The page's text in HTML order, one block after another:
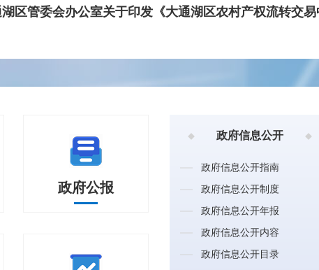
政府公报
政府信息公开
政府信息公开指南
政府信息公开制度
政府信息公开年报
政府信息公开内容
政府信息公开目录
部门服务 高效办成一件事
面向社会公众征求《关于划定禁止使用高排放非道路移动机械区域的通告（征求
关于返乡农村青年电商创业就业的调查问卷
大通湖区发展改革和工业信息化局关于征求《大通湖区东昇公司殡葬服务收费定价方
《关于全域禁止露天焚烧农作物秸秆的通告》（征求意见稿）
我要写信 写信须知